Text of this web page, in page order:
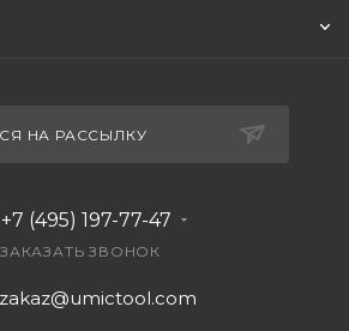
НА РАССЫЛКУ
+7 (495) 197-77-47
ЗАКАЗАТЬ ЗВОНОК
zakaz@umictool.com